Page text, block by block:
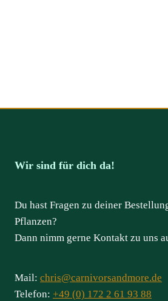
Wir sind für dich da!
Du hast Fragen zu deiner
Pflanzen?
Dann nimm gerne Kontakt zu uns
Mail: chris@carnivorsandmore.de
Telefon: +49 (0) 172 2 61 93 88